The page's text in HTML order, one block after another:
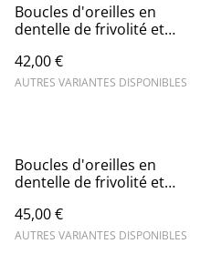
Boucles d'oreilles en
dentelle de frivolité et
42,00 €
AUTRES VARIANTES DISPONIBLES
Boucles d'oreilles en
dentelle de frivolité et
45,00 €
AUTRES VARIANTES DISPONIBLES